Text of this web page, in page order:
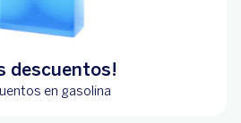
descuentos!
en gasolina